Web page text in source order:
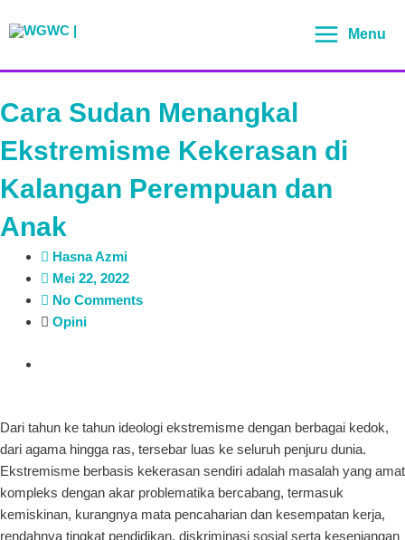
ke
Menu
Cara Sudan Menangkal
Ekstremisme Kekerasan di
Kalangan Perempuan dan
Anak
Hasna Azmi
Mei 22, 2022
No Comments
Opini
Dari tahun ke tahun ideologi ekstremisme dengan berbagai kedok,
dari agama hingga ras, tersebar luas ke seluruh penjuru dunia.
Ekstremisme berbasis kekerasan sendiri adalah masalah yang amat
kompleks dengan akar problematika bercabang, termasuk
kemiskinan, kurangnya mata pencaharian dan kesempatan kerja,
rendahnya tingkat pendidikan, diskriminasi sosial serta kesenjangan